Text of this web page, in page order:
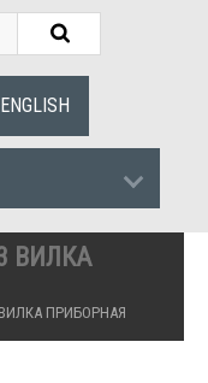
ENGLISH
ВИЛКА
ПРИБОРНАЯ